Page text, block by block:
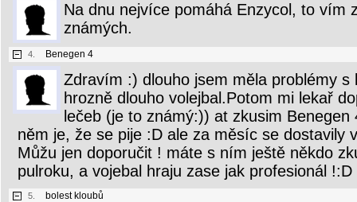
Na dnu nejvíce pomáhá Enzycol, to vím
známých.
4. Benegen 4
Zdravím :) dlouho jsem měla problémy s
hrozně dlouho volejbal.Potom mi lekař
lečeb (je to známý:)) at zkusim
něm je, že se pije :D ale za měsíc se dostavily
Můžu jen doporučit ! máte s ním ještě někdo
pulroku, a vojebal hraju zase jak profesionál !:D
5. bolest kloubů